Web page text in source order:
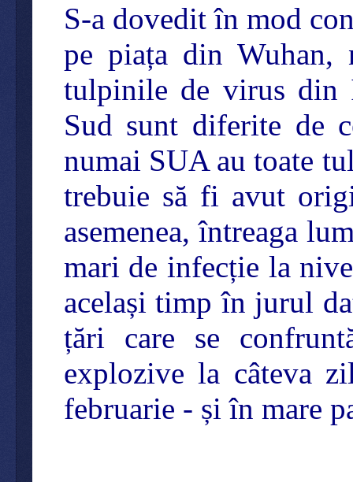
S-a dovedit în mod
pe piața din
tulpinile de virus din
Sud sunt diferite de
numai SUA au toate
trebuie să fi avut
asemenea, întreaga
mari de infecție la
același timp în jurul
țări care se
explozive la câteva
februarie - și în mare